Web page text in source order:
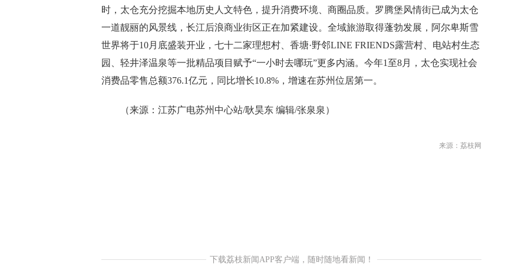
时，太仓充分挖掘本地历史人文特色，提升消费环境、商圈品质。罗腾堡风情街已成为太仓
一道靓丽的风景线，长江后浪商业街区正在加紧建设。全域旅游取得蓬勃发展，阿尔卑斯雪
世界将于10月底盛装开业，七十二家理想村、香塘·野邻LINE FRIENDS露营村、电站村生态
园、轻井泽温泉等一批精品项目赋予“一小时去哪玩”更多内涵。今年1至8月，太仓实现社会
消费品零售总额376.1亿元，同比增长10.8%，增速在苏州位居第一。
（来源：江苏广电苏州中心站/耿昊东 编辑/张泉泉）
来源：荔枝网
下载荔枝新闻APP客户端，随时随地看新闻！